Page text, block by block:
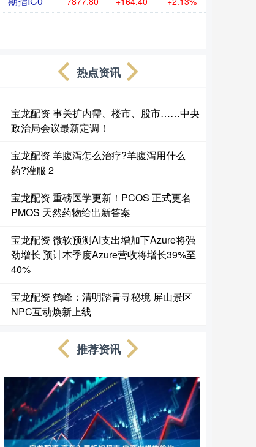
热点资讯
宝龙配资 事关扩内需、楼市、股市……中央
政治局会议最新定调！
宝龙配资 羊腹泻怎么治疗?羊腹泻用什么
药?灌服 2
宝龙配资 重磅医学更新！PCOS 正式更名
PMOS 天然药物给出新答案
宝龙配资 微软预测AI支出增加下Azure将强
劲增长 预计本季度Azure营收将增长39%至
40%
宝龙配资 鹤峰：清明踏青寻秘境 屏山景区
NPC互动焕新上线
推荐资讯